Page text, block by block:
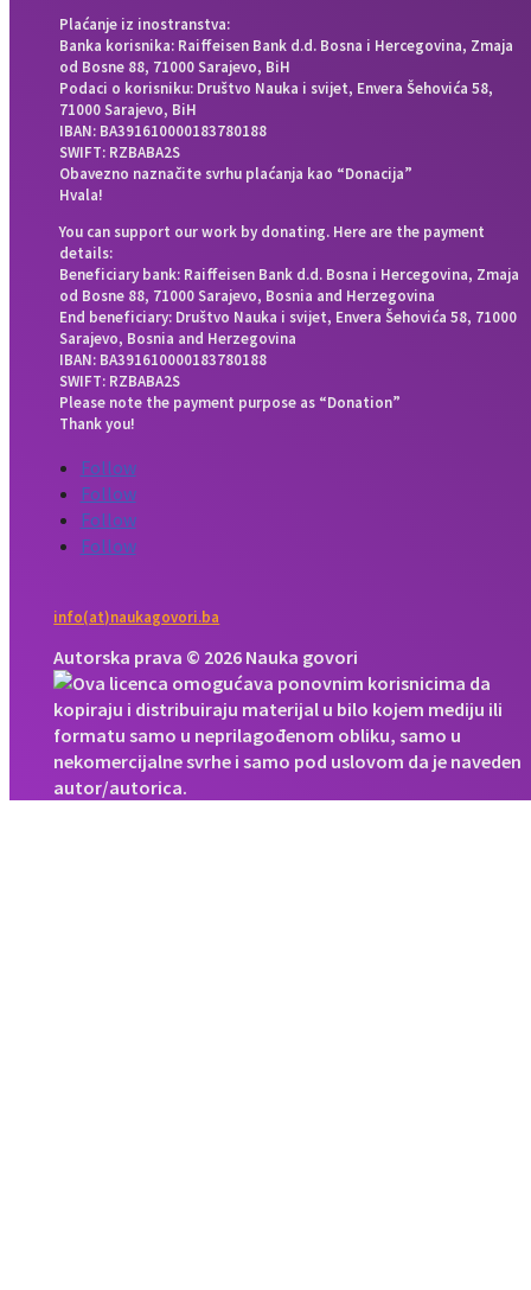
Plaćanje iz inostranstva:
Banka korisnika: Raiffeisen Bank d.d. Bosna i Hercegovina, Zmaja
od Bosne 88, 71000 Sarajevo, BiH
Podaci o korisniku: Društvo Nauka i svijet, Envera Šehovića 58,
71000 Sarajevo, BiH
IBAN: BA391610000183780188
SWIFT: RZBABA2S
Obavezno naznačite svrhu plaćanja kao “Donacija”
Hvala!
You can support our work by donating. Here are the payment
details:
Beneficiary bank: Raiffeisen Bank d.d. Bosna i Hercegovina, Zmaja
od Bosne 88, 71000 Sarajevo, Bosnia and Herzegovina
End beneficiary: Društvo Nauka i svijet, Envera Šehovića 58, 71000
Sarajevo, Bosnia and Herzegovina
IBAN: BA391610000183780188
SWIFT: RZBABA2S
Please note the payment purpose as “Donation”
Thank you!
Follow
Follow
Follow
Follow
info(at)naukagovori.ba
Autorska prava © 2026 Nauka govori